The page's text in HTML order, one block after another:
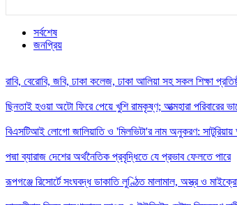
সর্বশেষ
জনপ্রিয়
রাবি, বেরোবি, জবি, ঢাকা কলেজ, ঢাকা আলিয়া সহ সকল শিক্ষা
ছিনতাই হওয়া অটো ফিরে পেয়ে খুশি রামকৃষ্ণ; আত্মহারা পরিবারের
বিএসটিআই লোগো জালিয়াতি ও 'মিলভিটা'র নাম অনুকরণ: সাটুরিয়ায়
পদ্মা ব্যারাজ দেশের অর্থনৈতিক প্রবৃদ্ধিতে যে প্রভাব ফেলতে পারে
রূপগঞ্জে রিসোর্টে সংঘবদ্ধ ডাকাতি লুণ্ঠিত মালামাল, অস্ত্র ও